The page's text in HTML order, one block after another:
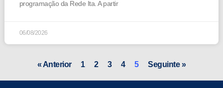
programação da Rede Ita. A partir
06/08/2026
« Anterior 1 2 3 4 5 Seguinte »